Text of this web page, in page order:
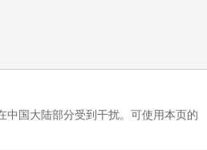
国大陆部分受到干扰。可使用本页的